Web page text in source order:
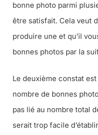
bonne photo parmi
être satisfait. Cela veut
produire une et qu’il
bonnes photos par la
Le deuxième constat
nombre de bonnes
pas lié au nombre total
serait trop facile